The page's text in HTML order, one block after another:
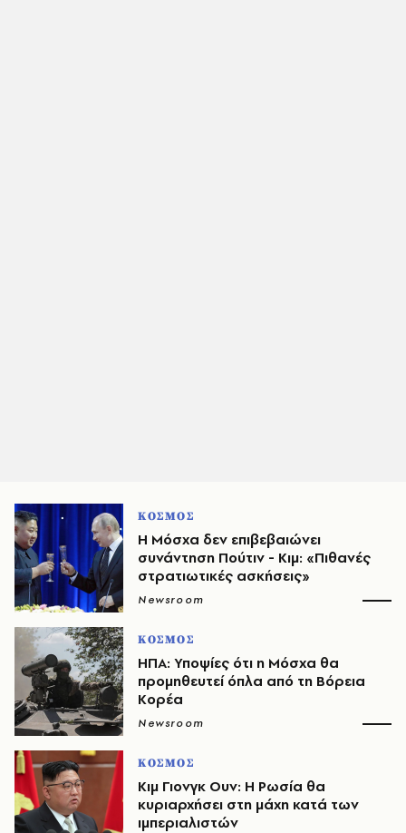
ΚΟΣΜΟΣ
Η Μόσχα δεν επιβεβαιώνει
συνάντηση Πούτιν - Κιμ: «Πιθανές
στρατιωτικές ασκήσεις»
Newsroom
ΚΟΣΜΟΣ
ΗΠΑ: Υποψίες ότι η Μόσχα θα
προμηθευτεί όπλα από τη Βόρεια
Κορέα
Newsroom
ΚΟΣΜΟΣ
Κιμ Γιονγκ Ουν: Η Ρωσία θα
κυριαρχήσει στη μάχη κατά των
ιμπεριαλιστών